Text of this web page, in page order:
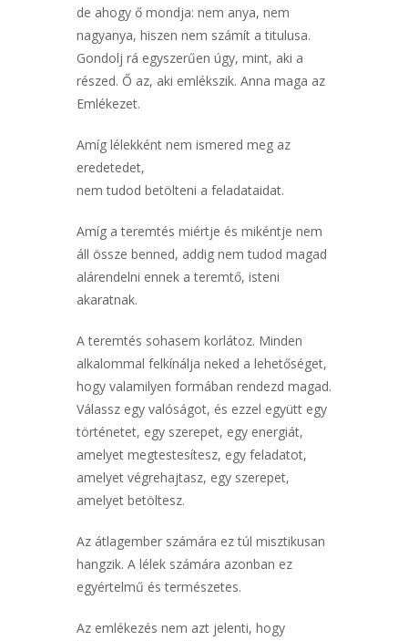
de ahogy ő mondja: nem anya, nem
nagyanya, hiszen nem számít a titulusa.
Gondolj rá egyszerűen úgy, mint, aki a
részed. Ő az, aki emlékszik. Anna maga az
Emlékezet.
Amíg lélekként nem ismered meg az
eredetedet,
nem tudod betölteni a feladataidat.
Amíg a teremtés miértje és mikéntje nem
áll össze benned, addig nem tudod magad
alárendelni ennek a teremtő, isteni
akaratnak.
A teremtés sohasem korlátoz. Minden
alkalommal felkínálja neked a lehetőséget,
hogy valamilyen formában rendezd magad.
Válassz egy valóságot, és ezzel együtt egy
történetet, egy szerepet, egy energiát,
amelyet megtestesítesz, egy feladatot,
amelyet végrehajtasz, egy szerepet,
amelyet betöltesz.
Az átlagember számára ez túl misztikusan
hangzik. A lélek számára azonban ez
egyértelmű és természetes.
Az emlékezés nem azt jelenti, hogy